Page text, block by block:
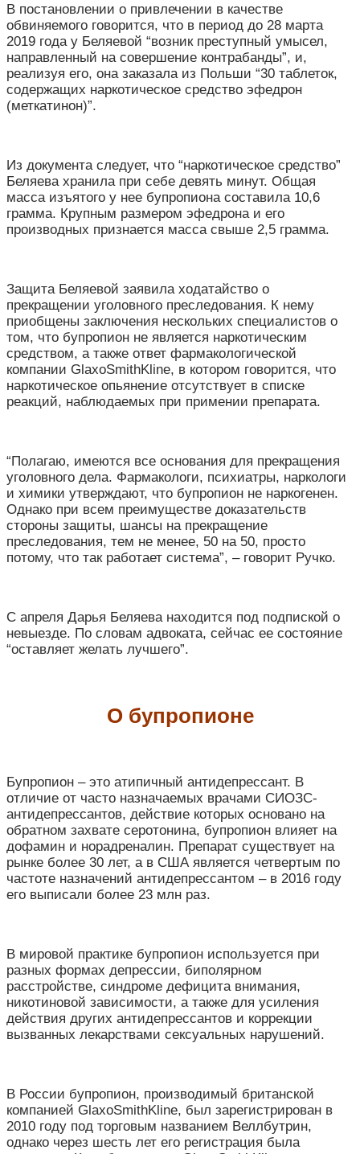
В постановлении о привлечении в качестве
обвиняемого говорится, что в период до 28 марта
2019 года у Беляевой “возник преступный умысел,
направленный на совершение контрабанды”, и,
реализуя его, она заказала из Польши “30 таблеток,
содержащих наркотическое средство эфедрон
(меткатинон)”.
Из документа следует, что “наркотическое средство”
Беляева хранила при себе девять минут. Общая
масса изъятого у нее бупропиона составила 10,6
грамма. Крупным размером эфедрона и его
производных признается масса свыше 2,5 грамма.
Защита Беляевой заявила ходатайство о
прекращении уголовного преследования. К нему
приобщены заключения нескольких специалистов о
том, что бупропион не является наркотическим
средством, а также ответ фармакологической
компании GlaxoSmithKline, в котором говорится, что
наркотическое опьянение отсутствует в списке
реакций, наблюдаемых при примении препарата.
“Полагаю, имеются все основания для прекращения
уголовного дела. Фармакологи, психиатры, наркологи
и химики утверждают, что бупропион не наркогенен.
Однако при всем преимуществе доказательств
стороны защиты, шансы на прекращение
преследования, тем не менее, 50 на 50, просто
потому, что так работает система”, – говорит Ручко.
С апреля Дарья Беляева находится под подпиской о
невыезде. По словам адвоката, сейчас ее состояние
“оставляет желать лучшего”.
О бупропионе
Бупропион – это атипичный антидепрессант. В
отличие от часто назначаемых врачами СИОЗС-
антидепрессантов, действие которых основано на
обратном захвате серотонина, бупропион влияет на
дофамин и норадреналин. Препарат существует на
рынке более 30 лет, а в США является четвертым по
частоте назначений антидепрессантом – в 2016 году
его выписали более 23 млн раз.
В мировой практике бупропион используется при
разных формах депрессии, биполярном
расстройстве, синдроме дефицита внимания,
никотиновой зависимости, а также для усиления
действия других антидепрессантов и коррекции
вызванных лекарствами сексуальных нарушений.
В России бупропион, производимый британской
компанией GlaxoSmithKline, был зарегистрирован в
2010 году под торговым названием Веллбутрин,
однако через шесть лет его регистрация была